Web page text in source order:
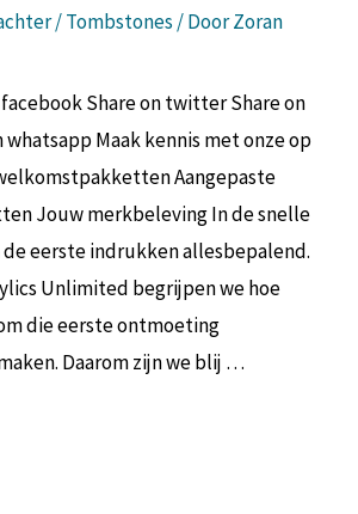
/Tombstones / DoorZoran
Share on twitter Share on
whatsapp Maak kennis met onze op
Aangepaste
Jouw merkbeleving In de snelle
eerste indrukken allesbepalend.
Unlimited begrijpen we hoe
die eerste ontmoeting
Daarom zijn we blij …